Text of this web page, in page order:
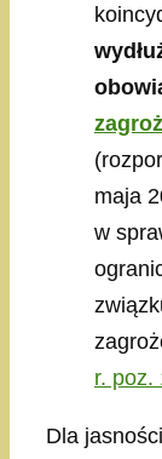
maja
w
r. poz.
Dla